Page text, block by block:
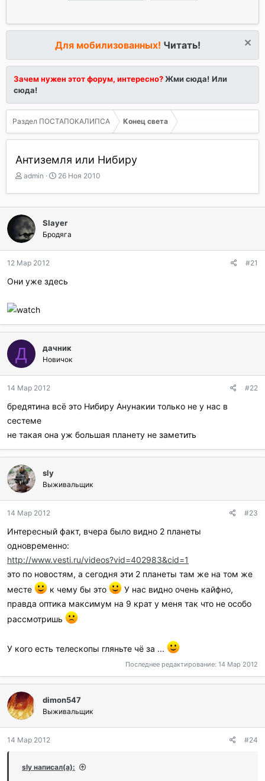
Для мобилизованных! Читать!
Зачем нужен этот форум, интересно?Жми сюда! Или
сюда!
Раздел ПОСТАПОКАЛИПСА Конец света
Антиземля или Нибиру
А
т
о
р
т
е
м
ы
admin
Д
т
а
а
ч
а
26 Ноя 2010
Slayer
Бродяга
12 Мар 2012 #21
Они уже здесь
Д дачник
Новичок
14 Мар 2012 #22
бредятина всё это Нибиру Анунакии только не у нас в
сестеме
не такая она уж большая планету не заметить
sly
Выживальщик
14 Мар 2012 #23
Интересный факт, вчера было видно 2 планеты
одновременно:
http://www.vesti.ru/videos?vid=402983&cid=1
это по новостям, а сегодня эти 2 планеты там же на том же
месте
к чему бы это
У нас видно очень кайфно,
правда оптика максимум на 9 крат у меня так что не особо
рассмотришь
У кого есть телескопы гляньте чё за ...
Последнее редактирование: 14 Мар 2012
dimon547
Выживальщик
14 Мар 2012 #24
sly написал(а):